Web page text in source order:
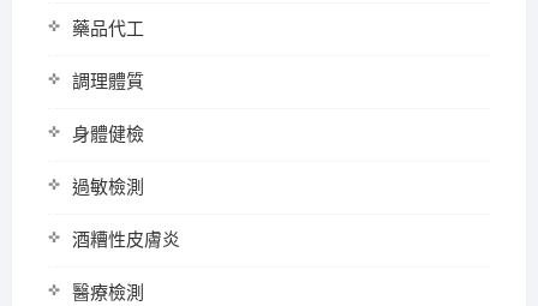
藥品代工
調理體質
身體健檢
過敏檢測
酒糟性皮膚炎
醫療檢測